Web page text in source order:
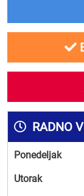
RADNO
Ponedeljak
Utorak